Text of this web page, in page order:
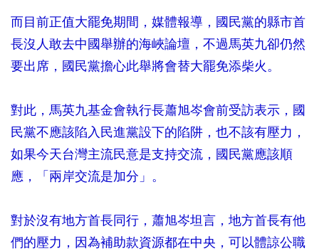
而目前正值大罷免期間，媒體報導，國民黨的縣市首
長沒人敢去中國舉辦的海峽論壇，不過馬英九卻仍然
要出席，國民黨擔心此舉將會替大罷免添柴火。
對此，馬英九基金會執行長蕭旭岑會前受訪表示，國
民黨不應該陷入民進黨設下的陷阱，也不該有壓力，
如果今天台灣主流民意是支持交流，國民黨應該順
應，「兩岸交流是加分」。
對於沒有地方首長同行，蕭旭岑坦言，地方首長有他
們的壓力，因為補助款資源都在中央，可以體諒公職